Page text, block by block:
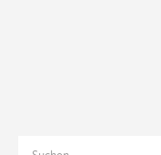
Suchen